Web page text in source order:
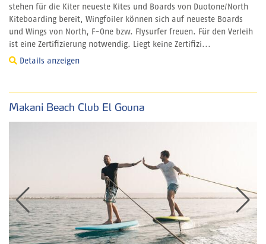
stehen für die Kiter neueste Kites und Boards von Duotone/North
Kiteboarding bereit, Wingfoiler können sich auf neueste Boards
und Wings von North, F-One bzw. Flysurfer freuen. Für den Verleih
ist eine Zertifizierung notwendig. Liegt keine Zertifizi...
Details anzeigen
Makani Beach Club El Gouna